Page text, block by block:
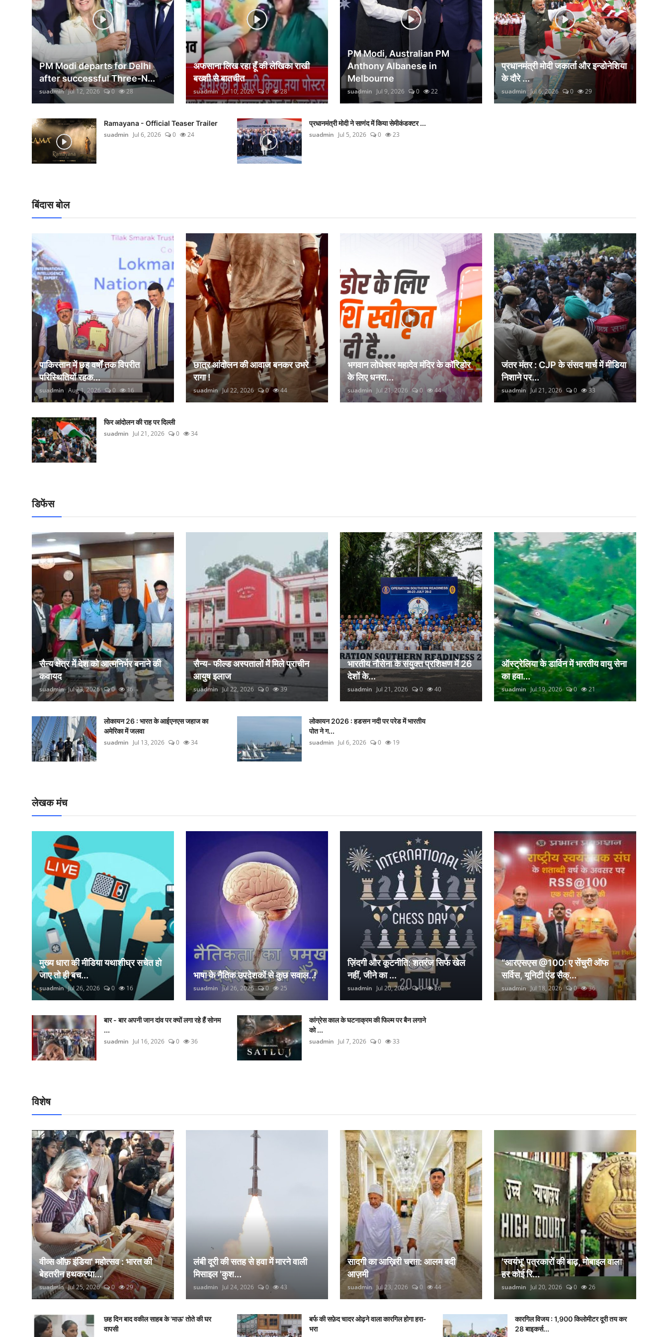
वीकेंड लाइफ
अंतर्राष्ट्रीय
सांस्कृतिक
विज्ञान - तकनीक
ग्राम - पंचायत
PM Modi departs for Delhi
after successful Three-N...
suadmin Jul 12, 2026 0 28
अफसाना लिख रहा हूँ की लेखिका राखी
बख्शी से बातचीत
suadmin Jul 10, 2026 0 28
PM Modi, Australian PM
Anthony Albanese in
Melbourne
suadmin Jul 9, 2026 0 22
प्रधानमंत्री मोदी जकार्ता और इन्डोनेशिया
के दौरे ...
suadmin Jul 6, 2026 0 29
Ramayana - Official Teaser Trailer
suadmin Jul 6, 2026 0 24
प्रधानमंत्री मोदी ने साणंद में किया सेमीकंडक्टर ...
suadmin Jul 5, 2026 0 23
बिंदास बोल
पाकिस्तान में छह वर्षों तक विपरीत
परिस्थितियों रहक...
suadmin Aug 1, 2026 0 16
छात्र आंदोलन की आवाज बनकर उभरे
रागा !
suadmin Jul 22, 2026 0 44
भगवान लोधेश्वर महादेव मंदिर के कॉरिडोर
के लिए धनरा...
suadmin Jul 21, 2026 0 44
जंतर मंतर : CJP के संसद मार्च में मीडिया
निशाने पर...
suadmin Jul 21, 2026 0 33
फिर आंदोलन की राह पर दिल्ली
suadmin Jul 21, 2026 0 34
डिफेंस
सैन्य क्षेत्र में देश को आत्मनिर्भर बनाने की
कवायद
suadmin Jul 23, 2026 0 36
सैन्य- फील्ड अस्पतालों में मिले प्राचीन
आयुष इलाज
suadmin Jul 22, 2026 0 39
भारतीय नौसेना के संयुक्त प्रशिक्षण में 26
देशों के...
suadmin Jul 21, 2026 0 40
ऑस्ट्रेलिया के डार्विन में भारतीय वायु सेना
का हवा...
suadmin Jul 19, 2026 0 21
लोकायन 26 : भारत के आईएनएस जहाज का
अमेरिका में जलवा
suadmin Jul 13, 2026 0 34
लोकायन 2026 : हडसन नदी पर परेड में भारतीय
पोत ने ग...
suadmin Jul 6, 2026 0 19
लेखक मंच
मुख्य धारा की मीडिया यथाशीघ्र सचेत हो
जाए तो ही बच...
suadmin Jul 26, 2026 0 16
भाषा के नैतिक उपदेशकों से कुछ सवाल..!
suadmin Jul 26, 2026 0 25
ज़िंदगी और कूटनीति: शतरंज सिर्फ खेल
नहीं, जीने का ...
suadmin Jul 20, 2026 0 26
“आरएसएस @100: ए सेंचुरी ऑफ
सर्विस, यूनिटी एंड सैक्...
suadmin Jul 18, 2026 0 36
बार - बार अपनी जान दांव पर क्यों लगा रहे हैं सोनम
...
suadmin Jul 16, 2026 0 36
कांग्रेस काल के घटनाक्रम की फिल्म पर बैन लगाने
को ...
suadmin Jul 7, 2026 0 33
विशेष
वीव्स ऑफ़ इंडिया' महोत्सव : भारत की
बेहतरीन हथकरघा...
suadmin Jul 25, 2026 0 29
लंबी दूरी की सतह से हवा में मारने वाली
मिसाइल 'कुश...
suadmin Jul 24, 2026 0 43
सादगी का आख़िरी चराग़: आलम बदी
आज़मी
suadmin Jul 23, 2026 0 44
'स्वयंभू' पत्रकारों की बाढ़, मोबाइल वाला
हर कोई रि...
suadmin Jul 20, 2026 0 26
छह दिन बाद वकील साहब के 'माऊ' तोते की घर
वापसी
बर्फ की सफ़ेद चादर ओढ़ने वाला कारगिल होगा हरा-
भरा
कारगिल विजय : 1,900 किलोमीटर दूरी तय कर
28 बाइकर्स...